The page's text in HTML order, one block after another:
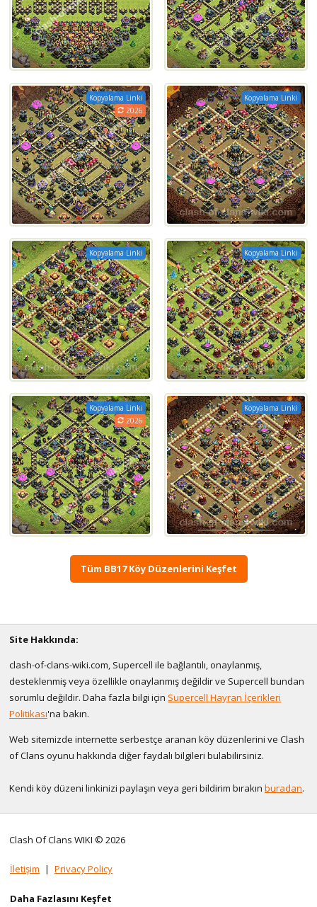
Kopyalama Linki
2026
Kopyalama Linki
Kopyalama Linki Kopyalama Linki
Kopyalama Linki
2026
Kopyalama Linki
Tüm BB17 Köy Düzenlerini Keşfet
Site Hakkında:
clash-of-clans-wiki.com, Supercell ile bağlantılı, onaylanmış,
desteklenmiş veya özellikle onaylanmış değildir ve Supercell bundan
sorumlu değildir. Daha fazla bilgi için Supercell Hayran İçerikleri
Politikası'na bakın.
Web sitemizde internette serbestçe aranan köy düzenlerini ve Clash
of Clans oyunu hakkında diğer faydalı bilgileri bulabilirsiniz.
Kendi köy düzeni linkinizi paylaşın veya geri bildirim bırakın buradan.
Clash Of Clans WIKI © 2026
İletişim | Privacy Policy
Daha Fazlasını Keşfet